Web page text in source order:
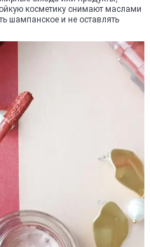
косметику снимают маслами
шампанское и не оставлять